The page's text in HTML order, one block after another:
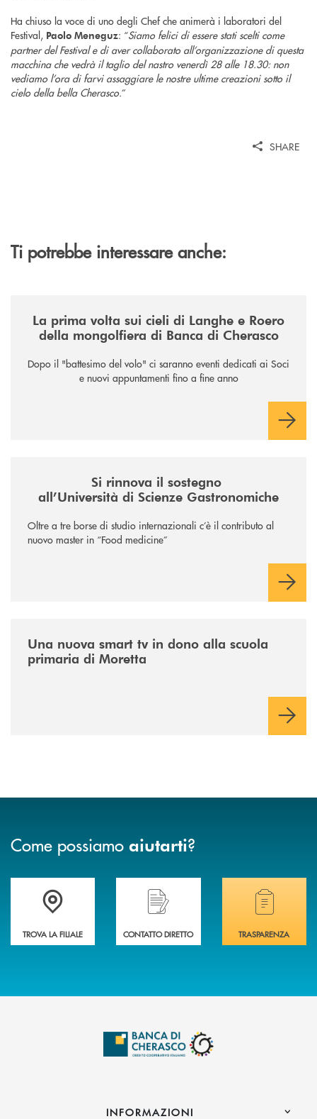
Ha chiuso la voce di uno degli Chef che animerà i laboratori del
Festival, Paolo Meneguz: “Siamo felici di essere stati scelti come
partner del Festival e di aver collaborato all’organizzazione di questa
macchina che vedrà il taglio del nastro venerdì 28 alle 18.30: non
vediamo l’ora di farvi assaggiare le nostre ultime creazioni sotto il
cielo della bella Cherasco.”
SHARE
Ti potrebbe interessare anche:
La prima volta sui cieli di Langhe e Roero
della mongolfiera di Banca di Cherasco
Dopo il "battesimo del volo" ci saranno eventi dedicati ai Soci
e nuovi appuntamenti fino a fine anno
Si rinnova il sostegno
all’Università di Scienze Gastronomiche
Oltre a tre borse di studio internazionali c’è il contributo al
nuovo master in “Food medicine”
Una nuova smart tv in dono alla scuola
primaria di Moretta
Come possiamo aiutarti?
Accedi all' elenco completo delle filiali .
TROVA LA FILIALE
Hai bisogno di assistenza immediata?
CONTATTO DIRETTO
Hai bisogno di
TRASPARENZA
INFORMAZIONI